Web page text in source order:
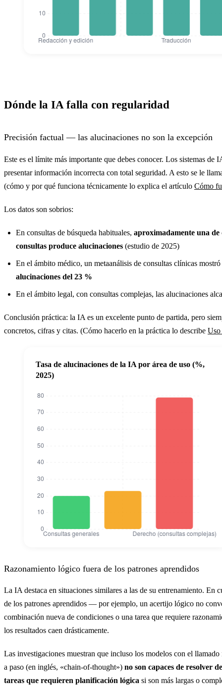
Desarrollo de software 55
Traducción 50
Dónde la IA falla con regularidad
Precisión factual — las alucinaciones no son la excepción
Este es el límite más importante que debes conocer. Los sistemas de
presentar información incorrecta con total seguridad. A esto se le
(cómo y por qué funciona técnicamente lo explica el artículo Cómo
Los datos son sobrios:
En consultas de búsqueda habituales, aproximadamente una de
consultas produce alucinaciones (estudio de 2025)
En el ámbito médico, un metaanálisis de consultas clínicas
alucinaciones del 23 %
En el ámbito legal, con consultas complejas, las alucinaciones
Conclusión práctica: la IA es un excelente punto de partida, pero
concretos, cifras y citas. (Cómo hacerlo en la práctica lo describe Uso
Tasa de alucinaciones de la IA por área de uso (%,
2025)
Medicina 23
Derecho (consultas complejas)
Razonamiento lógico fuera de los patrones aprendidos
La IA destaca en situaciones similares a las de su entrenamiento. En
de los patrones aprendidos — por ejemplo, un acertijo lógico no
combinación nueva de condiciones o una tarea que requiere
los resultados caen drásticamente.
Las investigaciones muestran que incluso los modelos con el llamado
a paso (en inglés, «chain-of-thought») no son capaces de resolver
tareas que requieren planificación lógica si son más largas o